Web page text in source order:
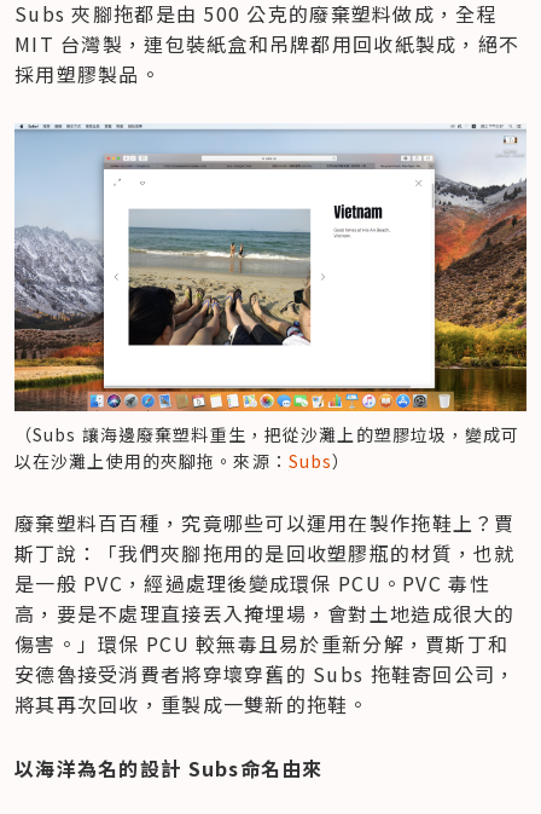
Subs 夾腳拖都是由 500 公克的廢棄塑料做成，全程
MIT 台灣製，連包裝紙盒和吊牌都用回收紙製成，絕不
採用塑膠製品。
（Subs 讓海邊廢棄塑料重生，把從沙灘上的塑膠垃圾，變成可
以在沙灘上使用的夾腳拖。來源： Subs）
廢棄塑料百百種，究竟哪些可以運用在製作拖鞋上？賈
斯丁說：「我們夾腳拖用的是回收塑膠瓶的材質，也就
是一般 PVC，經過處理後變成環保 PCU。PVC 毒性
高，要是不處理直接丟入掩埋場，會對土地造成很大的
傷害。」環保 PCU 較無毒且易於重新分解，賈斯丁和
安德魯接受消費者將穿壞穿舊的 Subs 拖鞋寄回公司，
將其再次回收，重製成一雙新的拖鞋。
以海洋為名的設計 Subs命名由來